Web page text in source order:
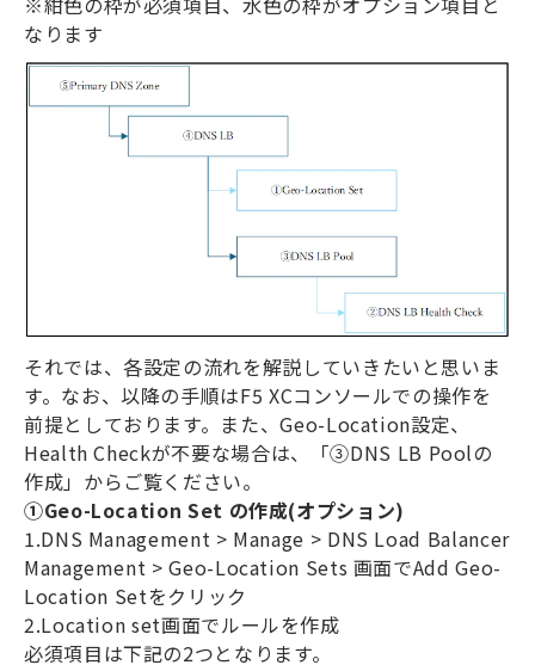
なります
それでは、各設定の流れを解説していきたいと思いま
す。なお、以降の手順はF5 XCコンソールでの操作を
前提としております。また、Geo-Location設定、
Health Checkが不要な場合は、「③DNS LB Poolの
作成」からご覧ください。
①Geo-Location Set の作成(オプション)
1.DNS Management > Manage > DNS Load Balancer
Management > Geo-Location Sets 画面でAdd Geo-
Location Setをクリック
2.Location set画面でルールを作成
必須項目は下記の2つとなります。